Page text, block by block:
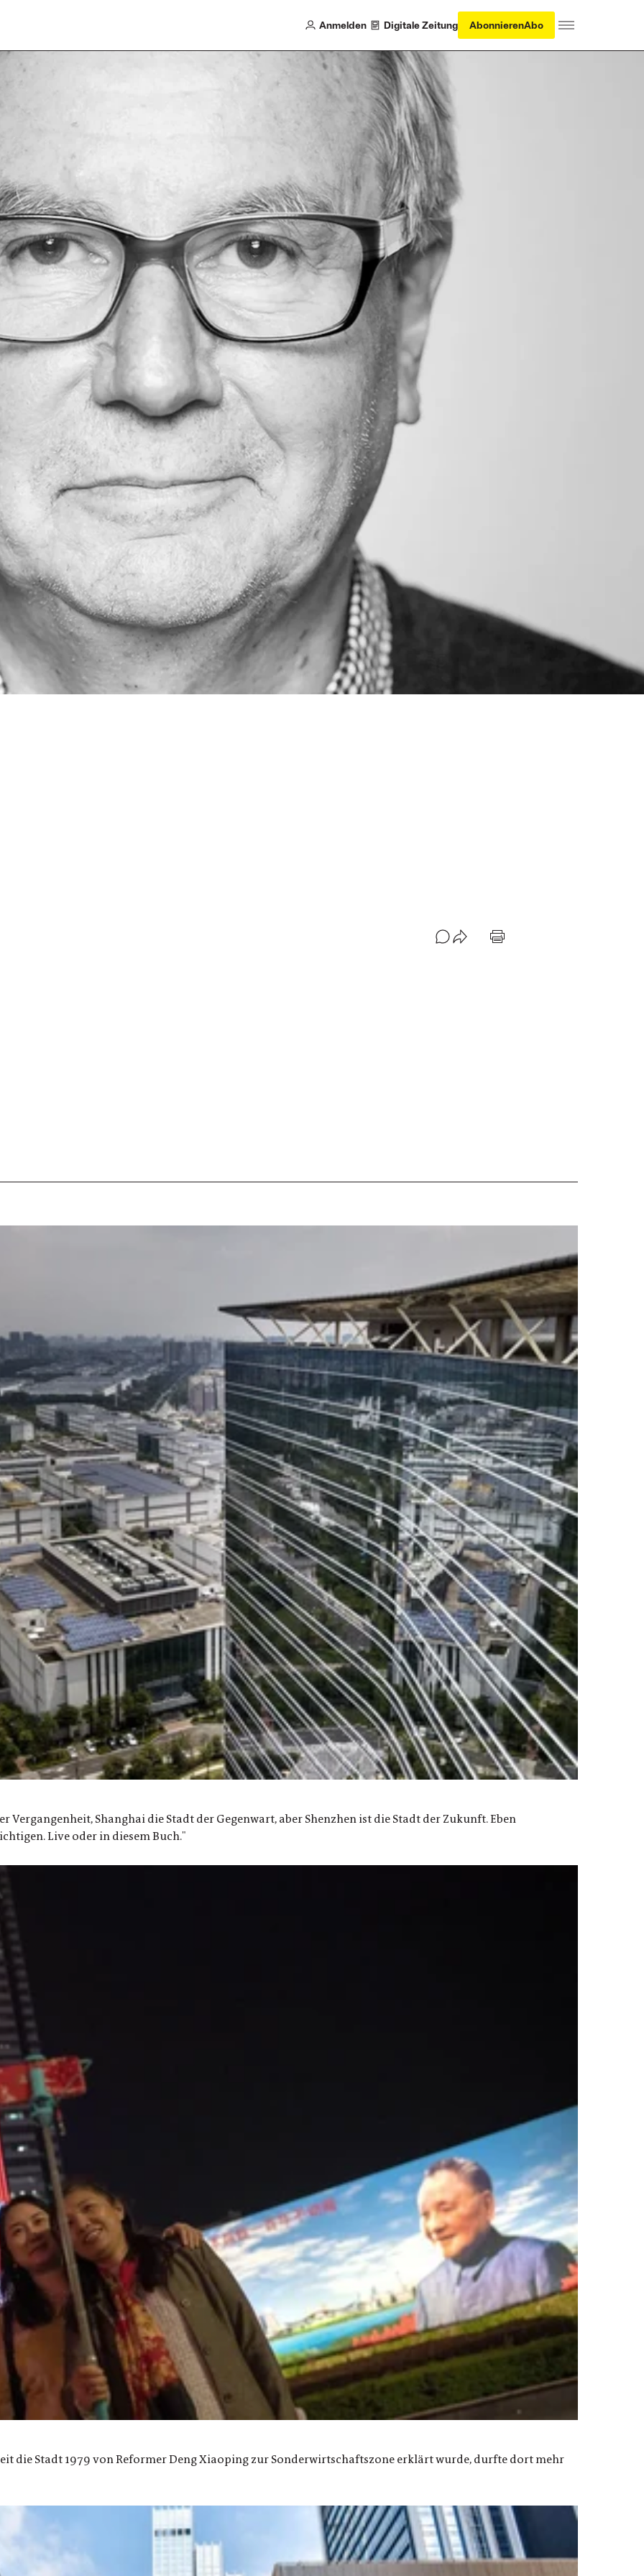
Anmelden Digitale Zeitung AbonnierenAbo
Vergangenheit, Shanghai die Stadt der Gegenwart, aber Shenzhen ist die Stadt der Zukunft. Eben
Live oder in diesem Buch."
die Stadt 1979 von Reformer Deng Xiaoping zur Sonderwirtschaftszone erklärt wurde, durfte dort mehr